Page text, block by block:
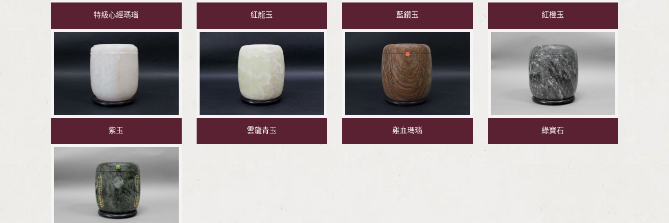
特級心經瑪瑙 紅龍玉 藍鑽玉 紅橙玉
紫玉 雲龍青玉 雞血瑪瑙 綠寶石